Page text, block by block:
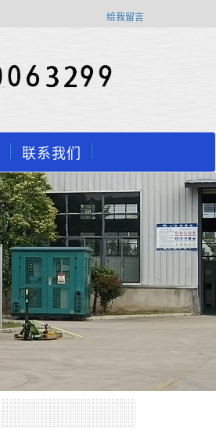
给我留言
联系我们